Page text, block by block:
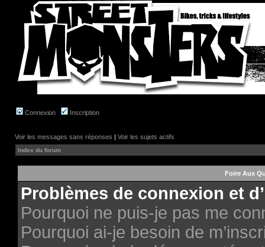
Connexion Inscription
Voir les messages sans réponses | Voir les sujets actifs
Index du forum
Foire Aux
Problèmes de connexion et
Pourquoi ne puis-je pas me
Pourquoi ai-je besoin de